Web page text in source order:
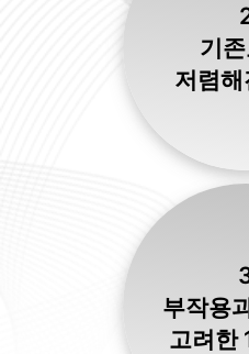
기
저렴
부작용
고려한